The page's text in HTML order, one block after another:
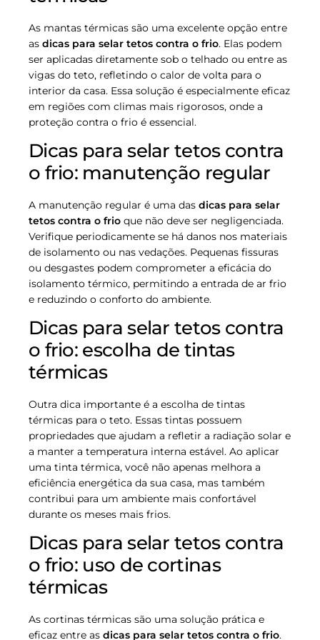
As mantas térmicas são uma excelente opção entre
as dicas para selar tetos contra o frio. Elas podem
ser aplicadas diretamente sob o telhado ou entre as
vigas do teto, refletindo o calor de volta para o
interior da casa. Essa solução é especialmente eficaz
em regiões com climas mais rigorosos, onde a
proteção contra o frio é essencial.
Dicas para selar tetos contra
o frio: manutenção regular
A manutenção regular é uma das dicas para selar
tetos contra o frio que não deve ser negligenciada.
Verifique periodicamente se há danos nos materiais
de isolamento ou nas vedações. Pequenas fissuras
ou desgastes podem comprometer a eficácia do
isolamento térmico, permitindo a entrada de ar frio
e reduzindo o conforto do ambiente.
Dicas para selar tetos contra
o frio: escolha de tintas
térmicas
Outra dica importante é a escolha de tintas
térmicas para o teto. Essas tintas possuem
propriedades que ajudam a refletir a radiação solar e
a manter a temperatura interna estável. Ao aplicar
uma tinta térmica, você não apenas melhora a
eficiência energética da sua casa, mas também
contribui para um ambiente mais confortável
durante os meses mais frios.
Dicas para selar tetos contra
o frio: uso de cortinas
térmicas
As cortinas térmicas são uma solução prática e
eficaz entre as dicas para selar tetos contra o frio.